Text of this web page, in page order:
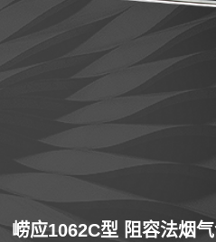
崂应1062C型 阻容法烟